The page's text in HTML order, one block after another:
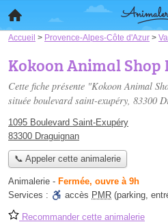
Accueil > Provence-Alpes-Côte d'Azur >
Kokoon Animal
Cette fiche présente "Kokoon Animal
située boulevard saint-exupéry, 83300
1095 Boulevard Saint-Exupéry
83300 Draguignan
📞 Appeler cette animalerie
Animalerie - Fermée, ouvre à 9h
Services :
accès PMR (parking,
Recommander cette animalerie